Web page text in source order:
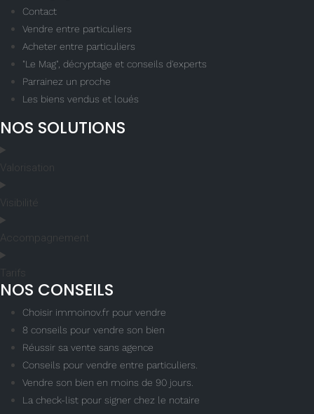
Contact
Vendre entre particuliers
Acheter entre particuliers
"Le Mag", décryptage et conseils d'experts
Parrainez un proche
Les biens vendus et loués
NOS SOLUTIONS
Valorisation
Visibilité
Accompagnement
Tarifs
NOS CONSEILS
Choisir immoinov.fr pour vendre
8 conseils pour vendre son bien
Réussir sa vente sans agence
Conseils pour vendre entre particuliers.
Vendre son bien en moins de 90 jours.
La check-list pour signer chez le notaire